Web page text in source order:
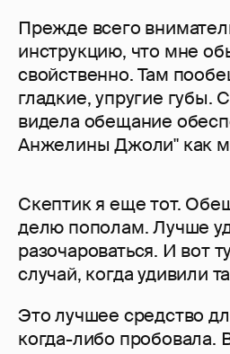
Прежде всего
инструкцию, что мне
свойственно. Там
гладкие, упругие губы.
видела обещание
Анжелины Джоли" как
Скептик я еще тот.
делю пополам. Лучше
разочароваться. И вот
случай, когда удивили
Это лучшее средство
когда-либо пробовала.